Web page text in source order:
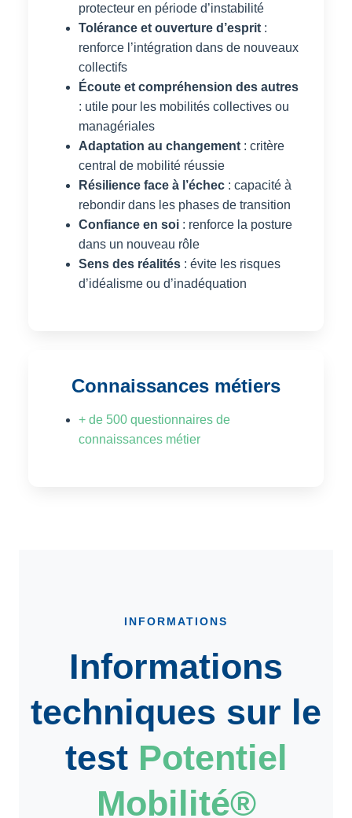
protecteur en période d’instabilité
Tolérance et ouverture d’esprit :
renforce l’intégration dans de nouveaux
collectifs
Écoute et compréhension des autres
: utile pour les mobilités collectives ou
managériales
Adaptation au changement : critère
central de mobilité réussie
Résilience face à l’échec : capacité à
rebondir dans les phases de transition
Confiance en soi : renforce la posture
dans un nouveau rôle
Sens des réalités : évite les risques
d’idéalisme ou d’inadéquation
Connaissances métiers
+ de 500 questionnaires de
connaissances métier
INFORMATIONS
Informations
techniques sur le
test Potentiel
Mobilité®